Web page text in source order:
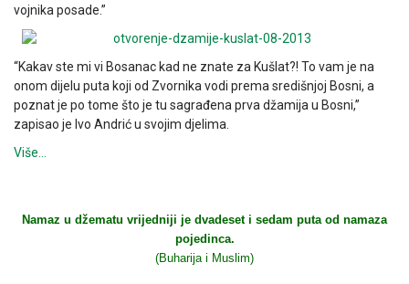
vojnika posade.”
“Kakav ste mi vi Bosanac kad ne znate za Kušlat?! To vam je na
onom dijelu puta koji od Zvornika vodi prema središnjoj Bosni, a
poznat je po tome što je tu sagrađena prva džamija u Bosni,”
zapisao je Ivo Andrić u svojim djelima.
Više…
Namaz u džematu vrijedniji je dvadeset i sedam puta od namaza
pojedinca.
(Buharija i Muslim)